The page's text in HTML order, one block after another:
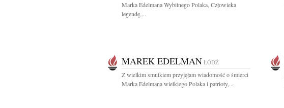
Marka Edelmana Wybitnego Polaka, Człowieka
legendę,...
MAREK EDELMAN ŁÓDŹ
Z wielkim smutkiem przyjęłam wiadomość o śmierci
Marka Edelmana wielkiego Polaka i patrioty,...